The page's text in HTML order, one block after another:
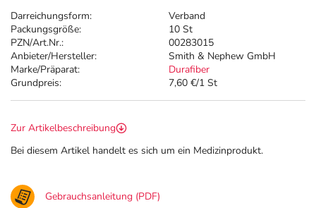
Darreichungsform:
Verband
Packungsgröße:
10 St
PZN/Art.Nr.:
00283015
Anbieter/Hersteller:
Smith & Nephew GmbH
Marke/Präparat:
Durafiber
Grundpreis:
7,60 €/1 St
Zur Artikelbeschreibung
Bei diesem Artikel handelt es sich um ein Medizinprodukt.
Gebrauchsanleitung (PDF)